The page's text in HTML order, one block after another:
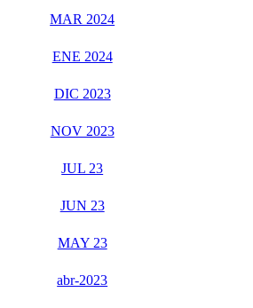
MAR 2024
ENE 2024
DIC 2023
NOV 2023
JUL 23
JUN 23
MAY 23
abr-2023